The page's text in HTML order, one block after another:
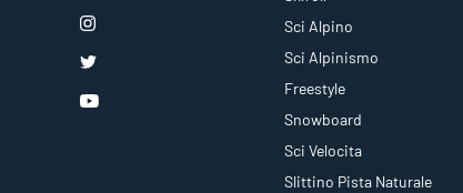
Sci Alpino
Sci Alpinismo
Freestyle
Snowboard
Sci Velocita
Slittino Pista Naturale